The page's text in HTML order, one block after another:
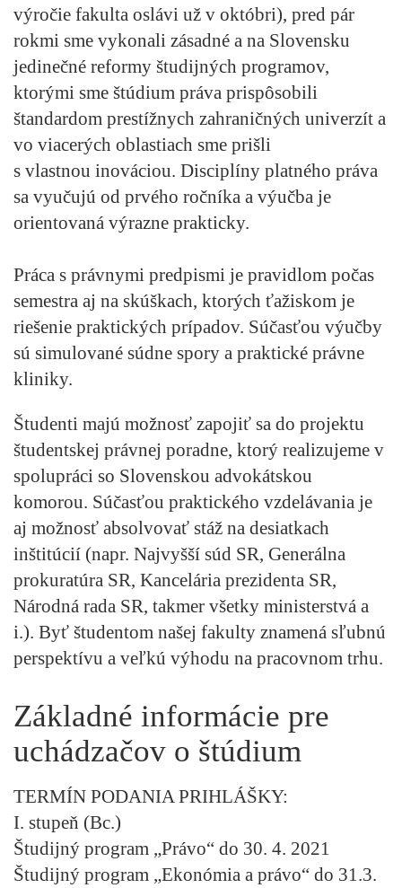
výročie fakulta oslávi už v októbri), pred pár
rokmi sme vykonali zásadné a na Slovensku
jedinečné reformy študijných programov,
ktorými sme štúdium práva prispôsobili
štandardom prestížnych zahraničných univerzít a
vo viacerých oblastiach sme prišli
s vlastnou inováciou. Disciplíny platného práva
sa vyučujú od prvého ročníka a výučba je
orientovaná výrazne prakticky.
Práca s právnymi predpismi je pravidlom počas
semestra aj na skúškach, ktorých ťažiskom je
riešenie praktických prípadov. Súčasťou výučby
sú simulované súdne spory a praktické právne
kliniky.
Študenti majú možnosť zapojiť sa do projektu
študentskej právnej poradne, ktorý realizujeme v
spolupráci so Slovenskou advokátskou
komorou. Súčasťou praktického vzdelávania je
aj možnosť absolvovať stáž na desiatkach
inštitúcií (napr. Najvyšší súd SR, Generálna
prokuratúra SR, Kancelária prezidenta SR,
Národná rada SR, takmer všetky ministerstvá a
i.). Byť študentom našej fakulty znamená sľubnú
perspektívu a veľkú výhodu na pracovnom trhu.
Základné informácie pre
uchádzačov o štúdium
TERMÍN PODANIA PRIHLÁŠKY:
I. stupeň (Bc.)
Študijný program „Právo“ do 30. 4. 2021
Študijný program „Ekonómia a právo“ do 31.3.